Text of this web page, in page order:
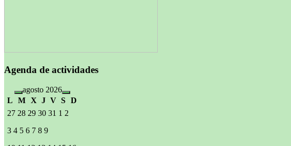
Agenda de actividades
agosto 2026
L
M X J V S D
27 28 29 30 31 1 2
3 4 5 6 7 8 9